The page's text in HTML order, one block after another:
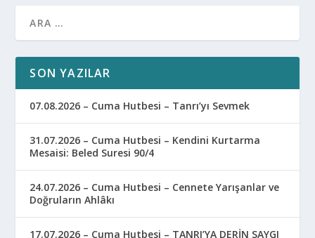
SON YAZILAR
07.08.2026 – Cuma Hutbesi – Tanrı’yı Sevmek
31.07.2026 – Cuma Hutbesi – Kendini Kurtarma
Mesaisi: Beled Suresi 90/4
24.07.2026 – Cuma Hutbesi – Cennete Yarışanlar ve
Doğruların Ahlâkı
17.07.2026 – Cuma Hutbesi – TANRI’YA DERİN SAYGI